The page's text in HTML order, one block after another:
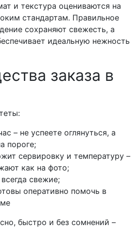
и текстура оцениваются на
стандартам. Правильное
сохраняют свежесть, а
идеальную нежность
заказа в
– не успеете оглянуться, а
пороге;
сервировку и температуру –
как на фото;
свежие;
оперативно помочь в
быстро и без сомнений –